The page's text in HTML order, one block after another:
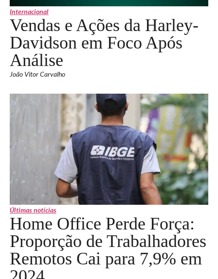
Internacional
Vendas e Ações da Harley-
Davidson em Foco Após
Análise
João Vitor Carvalho
Últimas notícias
Home Office Perde Força:
Proporção de Trabalhadores
Remotos Cai para 7,9% em